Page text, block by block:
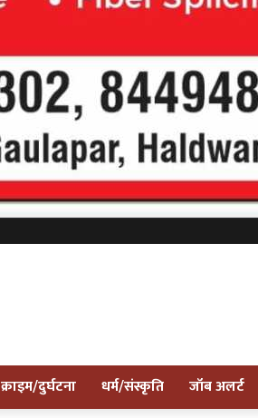
क्राइम/दुर्घटना धर्म/संस्कृति जॉब अलर्ट